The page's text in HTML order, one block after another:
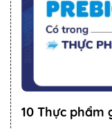
10 Thực phẩm